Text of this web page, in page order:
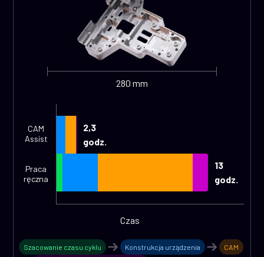
CAM
Assist
Praca
ręczna
2,3
godz.
13
godz.
Czas
Szacowanie czasu cyklu Konstrukcja urządzenia
CAM
280 mm